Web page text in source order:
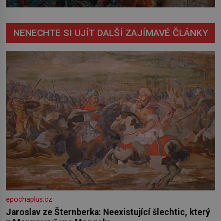
NENECHTE SI UJÍT DALŠÍ ZAJÍMAVÉ ČLÁNKY
epochaplus.cz
Jaroslav ze Šternberka: Neexistující šlechtic, který